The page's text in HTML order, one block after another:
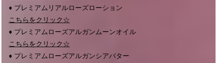
♦︎ プレミアムリアルローズローション
こちらをクリック☆
♦︎ プレミアムローズアルガンムーンオイル
こちらをクリック☆
♦︎ プレミアムローズアルガンシアバター